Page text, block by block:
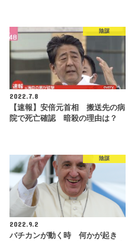
陰謀
2022.7.8
【速報】安倍元首相 搬送先の病
院で死亡確認 暗殺の理由は？
陰謀
2022.9.2
バチカンが動く時 何かが起き